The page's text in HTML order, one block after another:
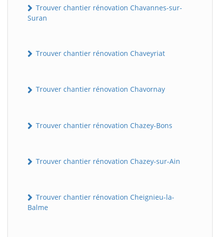
Trouver chantier rénovation Chavannes-sur-
Suran
Trouver chantier rénovation Chaveyriat
Trouver chantier rénovation Chavornay
Trouver chantier rénovation Chazey-Bons
Trouver chantier rénovation Chazey-sur-Ain
Trouver chantier rénovation Cheignieu-la-
Balme